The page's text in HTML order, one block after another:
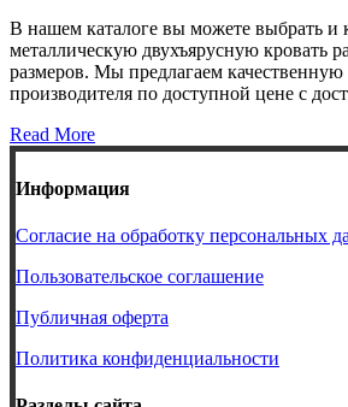
В нашем каталоге вы можете выбрать и
металлическую двухъярусную кровать
размеров. Мы предлагаем качественную
производителя по доступной цене с
Read More
Информация
Согласие на обработку персональных
Пользовательское соглашение
Публичная оферта
Политика конфиденциальности